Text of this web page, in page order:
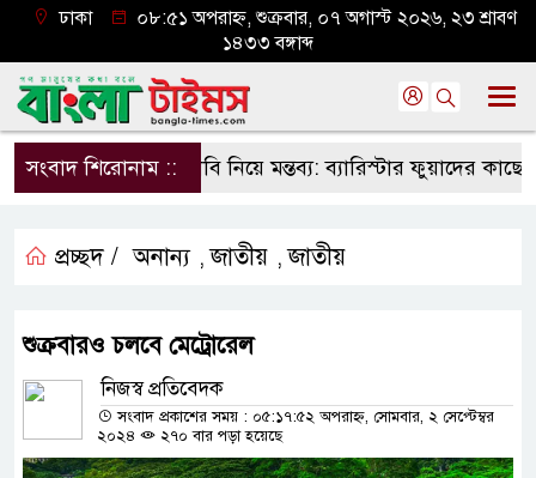
ঢাকা
০৮:৫১ অপরাহ্ন, শুক্রবার, ০৭ অগাস্ট ২০২৬, ২৩ শ্রাবণ
১৪৩৩ বঙ্গাব্দ
সংবাদ শিরোনাম ::ঢাবি নিয়ে মন্তব্য: ব্যারিস্টার ফুয়াদের কাছে
প্রচ্ছদ / অনান্য ,জাতীয় ,জাতীয়
শুক্রবারও চলবে মেট্রোরেল
নিজস্ব প্রতিবেদক
সংবাদ প্রকাশের সময় : ০৫:১৭:৫২ অপরাহ্ন, সোমবার, ২ সেপ্টেম্বর
২০২৪
২৭০ বার পড়া হয়েছে